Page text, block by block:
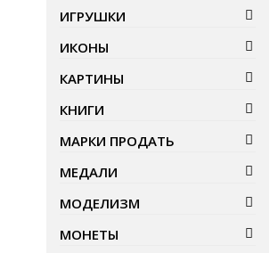
ИГРУШКИ
ИКОНЫ
КАРТИНЫ
КНИГИ
МАРКИ ПРОДАТЬ
МЕДАЛИ
МОДЕЛИЗМ
МОНЕТЫ